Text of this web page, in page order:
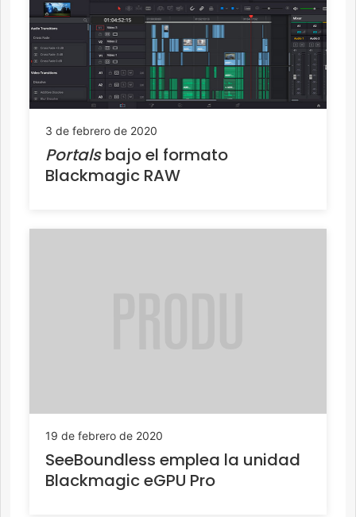
3 de febrero de 2020
Portalsbajo el formato
Blackmagic RAW
19 de febrero de 2020
SeeBoundless emplea la unidad
Blackmagic eGPU Pro